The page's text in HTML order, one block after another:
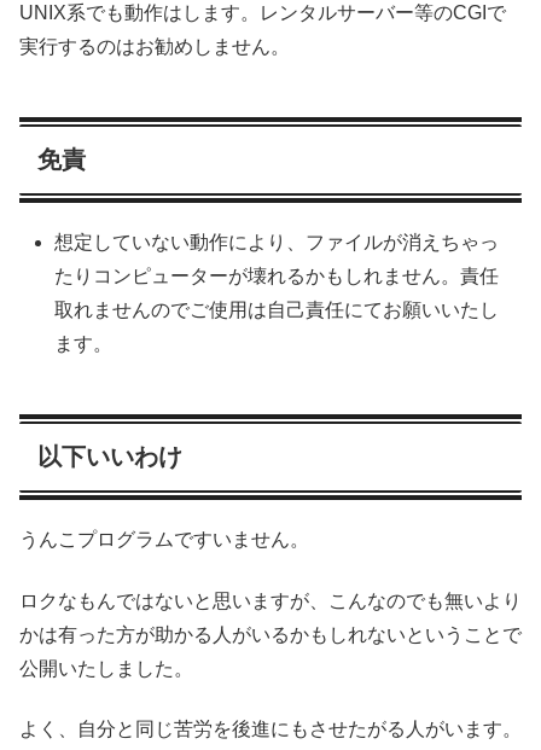
UNIX系でも動作はします。レンタルサーバー等のCGIで
実行するのはお勧めしません。
免責
想定していない動作により、ファイルが消えちゃっ
たりコンピューターが壊れるかもしれません。責任
取れませんのでご使用は自己責任にてお願いいたし
ます。
以下いいわけ
うんこプログラムですいません。
ロクなもんではないと思いますが、こんなのでも無いより
かは有った方が助かる人がいるかもしれないということで
公開いたしました。
よく、自分と同じ苦労を後進にもさせたがる人がいます。